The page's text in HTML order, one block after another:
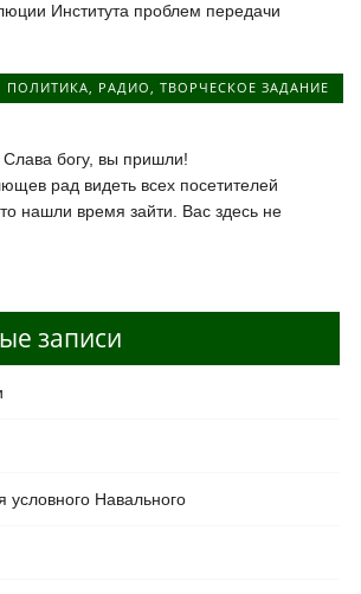
Института проблем передачи
ПОЛИТИКА, РАДИО, ТВОРЧЕСКОЕ ЗАДАНИЕ
Слава богу, вы пришли!
нашли время зайти. Вас здесь не
записи
условного Навального